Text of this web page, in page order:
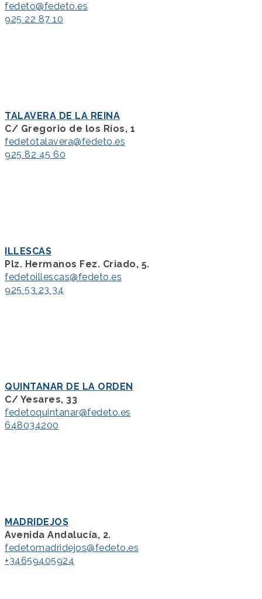
fedeto@fedeto.es
925 22 87 10
TALAVERA DE LA REINA
C/ Gregorio de los Ríos, 1
fedetotalavera@fedeto.es
925 82 45 60
ILLESCAS
Plz. Hermanos Fez. Criado, 5.
fedetoillescas@fedeto.es
925 53 23 34
QUINTANAR DE LA ORDEN
C/ Yesares, 33
fedetoquintanar@fedeto.es
648034200
MADRIDEJOS
Avenida Andalucía, 2.
fedetomadridejos@fedeto.es
+34659405924